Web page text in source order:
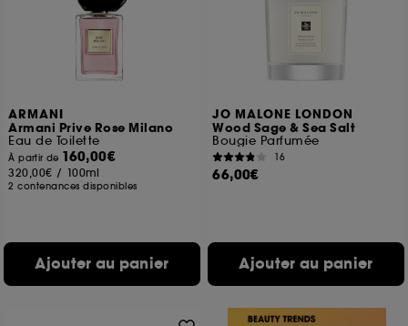
ARMANI
Armani Prive Rose Milano
Eau de Toilette
À partir de 160,00€
320,00€ / 100ml
2 contenances disponibles
Ajouter au panier
JO MALONE LONDON
Wood Sage & Sea Salt
Bougie Parfumée
16
66,00€
Ajouter au panier